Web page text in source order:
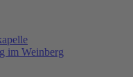
im Weinberg